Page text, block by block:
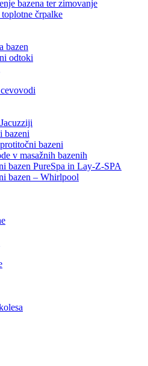
bazena ter zimovanje
črpalke
bazen
odtoki
bazeni
bazeni
v masažnih bazenih
bazen PureSpa in Lay-Z-SPA
bazen – Whirlpool